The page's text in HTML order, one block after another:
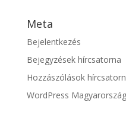
Meta
Bejelentkezés
Bejegyzések hírcsatorna
Hozzászólások
WordPress Magyarország